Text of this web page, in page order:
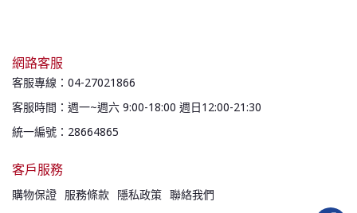
網路客服
客服專線：04-27021866
客服時間：週一~週六 9:00-18:00 週日12:00-21:30
統一編號：28664865
客戶服務
購物保證 服務條款 隱私政策 聯絡我們